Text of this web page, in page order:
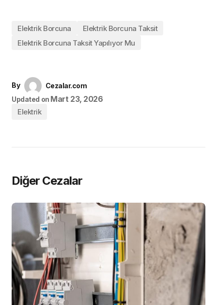
Elektrik Borcuna
Elektrik Borcuna Taksit
Elektrik Borcuna Taksit Yapılıyor Mu
By
Cezalar.com
Updated on Mart 23, 2026
Elektrik
Diğer Cezalar